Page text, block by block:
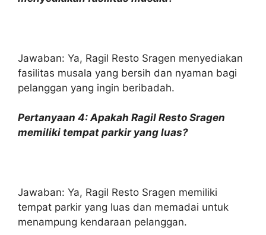
Jawaban: Ya, Ragil Resto Sragen menyediakan
fasilitas musala yang bersih dan nyaman bagi
pelanggan yang ingin beribadah.
Pertanyaan 4: Apakah Ragil Resto Sragen
memiliki tempat parkir yang luas?
Jawaban: Ya, Ragil Resto Sragen memiliki
tempat parkir yang luas dan memadai untuk
menampung kendaraan pelanggan.